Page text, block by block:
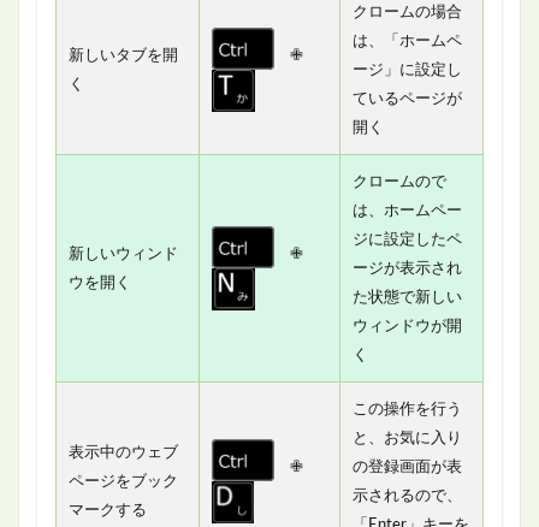
新しいタブを開
く
✙
クロームの場合
は、「ホームペ
ージ」に設定し
ているページが
開く
新しいウィンド
ウを開く
✙
クロームので
は、ホームペー
ジに設定したペ
ージが表示され
た状態で新しい
ウィンドウが開
く
表示中のウェブ
ページをブック
マークする
✙
この操作を行う
と、お気に入り
の登録画面が表
示されるので、